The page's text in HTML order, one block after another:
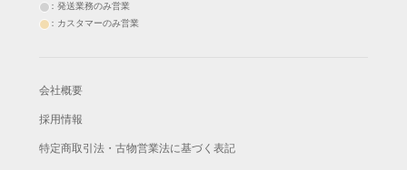
：発送業務のみ営業
：カスタマーのみ営業
会社概要
採用情報
特定商取引法・古物営業法に基づく表記